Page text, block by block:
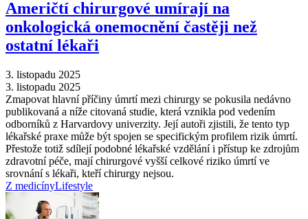
Američtí chirurgové umírají na
onkologická onemocnění častěji než
ostatní lékaři
3. listopadu 2025
3. listopadu 2025
Zmapovat hlavní příčiny úmrtí mezi chirurgy se pokusila nedávno
publikovaná a níže citovaná studie, která vznikla pod vedením
odborníků z Harvardovy univerzity. Její autoři zjistili, že tento typ
lékařské praxe může být spojen se specifickým profilem rizik úmrtí.
Přestože totiž sdílejí podobné lékařské vzdělání i přístup ke zdrojům
zdravotní péče, mají chirurgové vyšší celkové riziko úmrtí ve
srovnání s lékaři, kteří chirurgy nejsou.
Z medicínyLifestyle